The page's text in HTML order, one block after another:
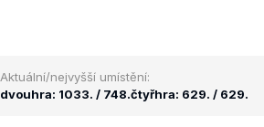
Aktuální/nejvyšší umístění:
dvouhra: 1033. / 748.čtyřhra: 629. / 629.